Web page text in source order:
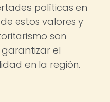
políticas en
estos valores y
son
el
en la región.